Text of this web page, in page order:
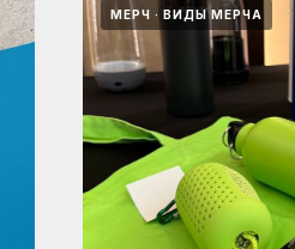
МЕРЧ ВИДЫ МЕРЧА